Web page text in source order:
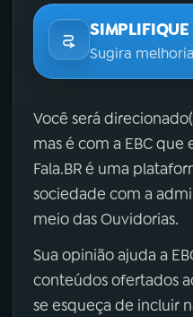
SIMPLIFIQUE
Sugira
Você será
mas é com a EBC que
Fala.BR é uma
sociedade com a
meio das Ouvidorias.
Sua opinião ajuda a
conteúdos ofertados
se esqueça de incluir